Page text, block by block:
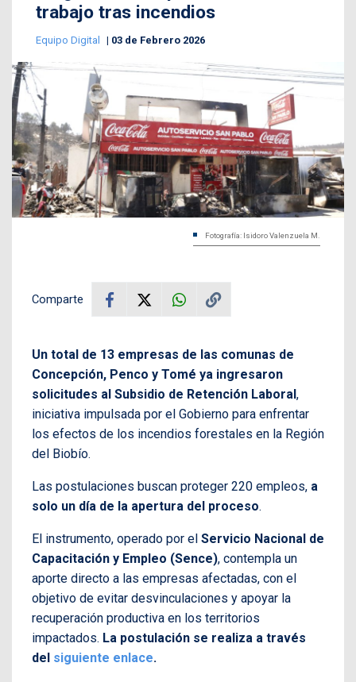
trabajo tras incendios
Equipo Digital 03 de Febrero 2026
Fotografía: Isidoro Valenzuela M.
Comparte
Un total de 13 empresas de las comunas de
Concepción, Penco y Tomé ya ingresaron
solicitudes al Subsidio de Retención Laboral ,
iniciativa impulsada por el Gobierno para enfrentar
los efectos de los incendios forestales en la Región
del Biobío.
Las postulaciones buscan proteger 220 empleos, a
solo un día de la apertura del proceso.
El instrumento, operado por el Servicio Nacional de
Capacitación y Empleo (Sence), contempla un
aporte directo a las empresas afectadas, con el
objetivo de evitar desvinculaciones y apoyar la
recuperación productiva en los territorios
impactados. La postulación se realiza a través
del siguiente enlace.